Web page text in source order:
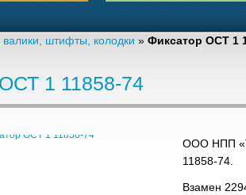
валики, штифты, колодки » Фиксатор ОСТ 1
1 11858-74
ООО НПП
11858-74.
Взамен